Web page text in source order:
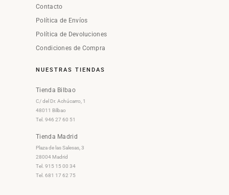
Contacto
Política de Envíos
Política de Devoluciones
Condiciones de Compra
NUESTRAS TIENDAS
Tienda Bilbao
C/ del Dr. Achúcarro, 1
48011 Bilbao
Tel. 946 27 60 51
Tienda Madrid
Plaza de las Salesas, 3
28004 Madrid
Tel. 915 15 00 34
Tel. 681 17 62 75